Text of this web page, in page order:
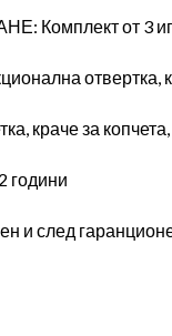
Комплект от 3
отвертка,
краче за
години
и след